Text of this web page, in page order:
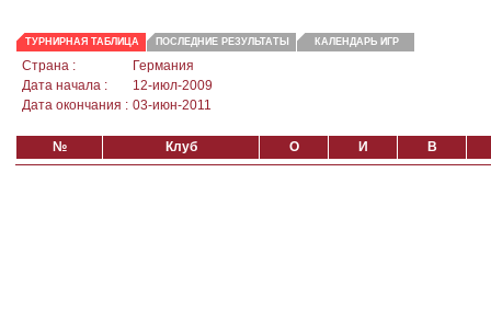
ТУРНИРНАЯ ТАБЛИЦА ПОСЛЕДНИЕ РЕЗУЛЬТАТЫ КАЛЕНДАРЬ ИГР
Страна :
Германия
Дата начала :
12-июл-2009
Дата окончания : 03-июн-2011
№ Клуб О И В